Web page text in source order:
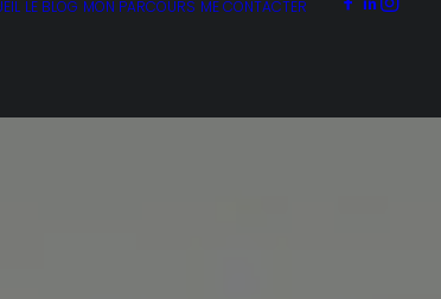
LE BLOG MON PARCOURS ME CONTACTER